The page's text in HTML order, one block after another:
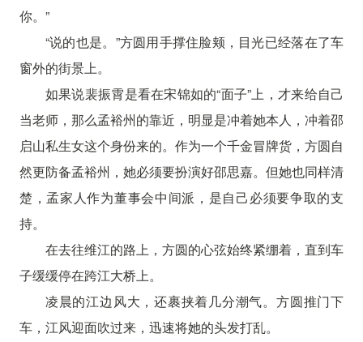
你。”
“说的也是。”方圆用手撑住脸颊，目光已经落在了车
窗外的街景上。
如果说裴振霄是看在宋锦如的“面子”上，才来给自己
当老师，那么孟裕州的靠近，明显是冲着她本人，冲着邵
启山私生女这个身份来的。作为一个千金冒牌货，方圆自
然更防备孟裕州，她必须要扮演好邵思嘉。但她也同样清
楚，孟家人作为董事会中间派，是自己必须要争取的支
持。
在去往维江的路上，方圆的心弦始终紧绷着，直到车
子缓缓停在跨江大桥上。
凌晨的江边风大，还裹挟着几分潮气。方圆推门下
车，江风迎面吹过来，迅速将她的头发打乱。